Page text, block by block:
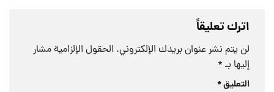
اترك تعليقاً
لن يتم نشر عنوان بريدك الإلكتروني. الحقول الإلزامية مشار
إليها بـ *
التعليق*